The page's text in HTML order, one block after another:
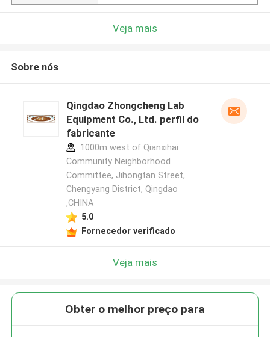
Veja mais
Sobre nós
Qingdao Zhongcheng Lab
Equipment Co., Ltd. perfil do
fabricante
1000m west of Qianxihai
Community Neighborhood
Committee, Jihongtan Street,
Chengyang District, Qingdao
,CHINA
5.0
Fornecedor verificado
Veja mais
Obter o melhor preço para